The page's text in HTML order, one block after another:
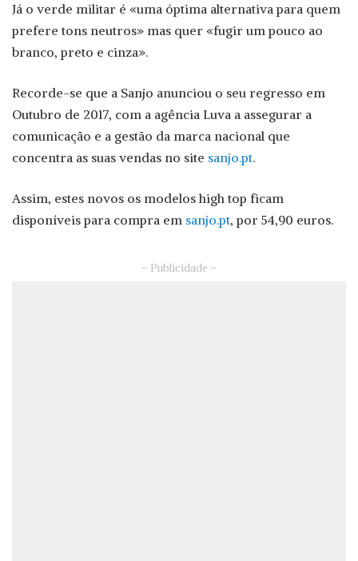
Já o verde militar é «uma óptima alternativa para quem
prefere tons neutros» mas quer «fugir um pouco ao
branco, preto e cinza».
Recorde-se que a Sanjo anunciou o seu regresso em
Outubro de 2017, com a agência Luva a assegurar a
comunicação e a gestão da marca nacional que
concentra as suas vendas no site sanjo.pt.
Assim, estes novos os modelos high top ficam
disponíveis para compra em sanjo.pt, por 54,90 euros.
– Publicidade –